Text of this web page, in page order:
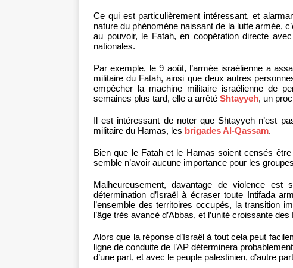
Ce qui est particulièrement intéressant, et
nature du phénomène naissant de la lutte armée,
au pouvoir, le Fatah, en coopération directe
nationales.
Par exemple, le 9 août, l’armée israélienne a
militaire du Fatah, ainsi que deux autres
empêcher la machine militaire israélienne de
semaines plus tard, elle a arrêté Shtayyeh, un
Il est intéressant de noter que Shtayyeh n’est
militaire du Hamas, les brigades Al-Qassam.
Bien que le Fatah et le Hamas soient censés
semble n’avoir aucune importance pour les
Malheureusement, davantage de violence
détermination d’Israël à écraser toute Intifada
l’ensemble des territoires occupés, la transition
l’âge très avancé d’Abbas, et l’unité croissante
Alors que la réponse d’Israël à tout cela peut
ligne de conduite de l’AP déterminera
d’une part, et avec le peuple palestinien, d’autre